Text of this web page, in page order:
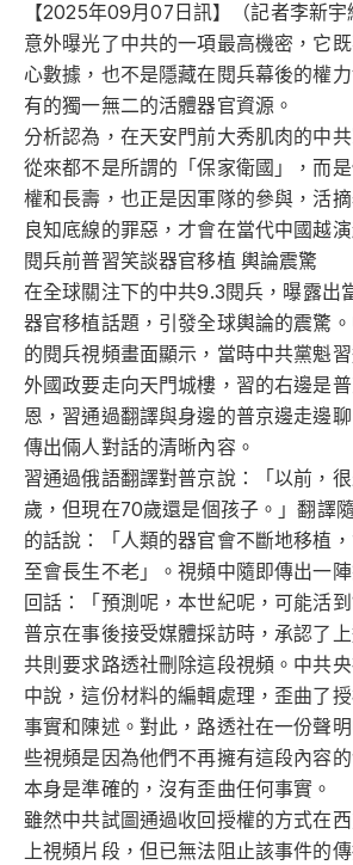
【2025年09月07日訊】（記者李新
意外曝光了中共的一項最高機密，它
心數據，也不是隱藏在閱兵幕後的權
有的獨一無二的活體器官資源。
分析認為，在天安門前大秀肌肉的中
從來都不是所謂的「保家衛國」，而
權和長壽，也正是因軍隊的參與，活
良知底線的罪惡，才會在當代中國越演
閱兵前普習笑談器官移植 輿論震驚
在全球關注下的中共9.3閱兵，曝露出
器官移植話題，引發全球輿論的震驚
的閱兵視頻畫面顯示，當時中共黨魁
外國政要走向天門城樓，習的右邊是
恩，習通過翻譯與身邊的普京邊走邊
傳出倆人對話的清晰內容。
習通過俄語翻譯對普京說：「以前，
歲，但現在70歲還是個孩子。」翻譯
的話說：「人類的器官會不斷地移植
至會長生不老」。視頻中隨即傳出一
回話：「預測呢，本世紀呢，可能活到
普京在事後接受媒體採訪時，承認了
共則要求路透社刪除這段視頻。中共
中說，這份材料的編輯處理，歪曲了
事實和陳述。對此，路透社在一份聲
些視頻是因為他們不再擁有這段內容
本身是準確的，沒有歪曲任何事實。
雖然中共試圖通過收回授權的方式在
上視頻片段，但已無法阻止該事件的